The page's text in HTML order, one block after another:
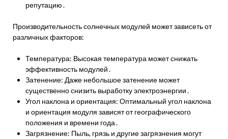
репутацию․
Производительность солнечных модулей может зависеть от
различных факторов:
Температура: Высокая температура может снижать
эффективность модулей․
Затенение: Даже небольшое затенение может
существенно снизить выработку электроэнергии․
Угол наклона и ориентация: Оптимальный угол наклона
и ориентация модуля зависят от географического
положения и времени года․
Загрязнение: Пыль, грязь и другие загрязнения могут